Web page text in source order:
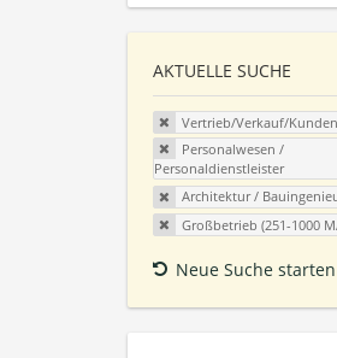
AKTUELLE SUCHE
Vertrieb/Verkauf/
Personalwesen /
Personaldienstleister
Architektur /
Großbetrieb (251-1000
Neue Suche starten